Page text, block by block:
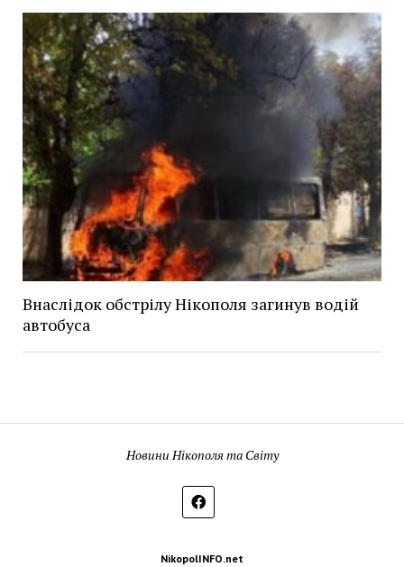
Внаслідок обстрілу Нікополя загинув водій
автобуса
Новини Нікополя та Світу
NikopolINFO.net